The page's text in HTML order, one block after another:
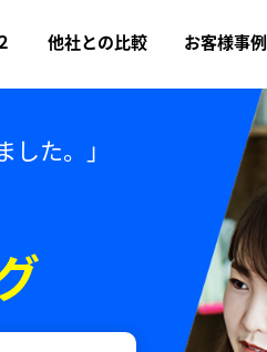
他社との比較 お客様事例
た。」